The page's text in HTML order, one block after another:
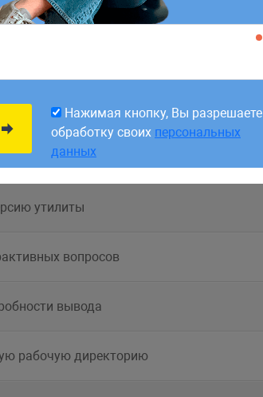
по утилите
вывода
утилиты
вопросов
вывода
рабочую директорию
Нажимая кнопку, Вы разрешаете
данных
Нажимая кнопку, Вы разрешаете
обработку своих персональных
данных